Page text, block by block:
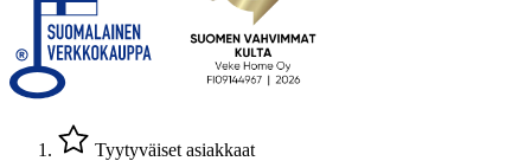
Tyytyväiset asiakkaat